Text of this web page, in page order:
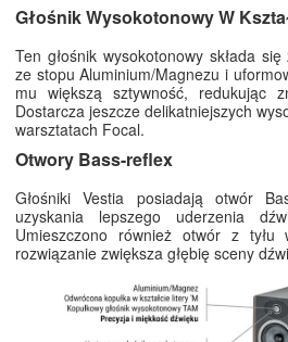
Głośnik Wysokotonowy W
Ten głośnik wysokotonowy składa
ze stopu Aluminium/Magnezu i
mu większą sztywność, redukując
Dostarcza jeszcze delikatniejszych
warsztatach Focal.
Otwory Bass-reflex
Głośniki Vestia posiadają otwór
uzyskania lepszego uderzenia
Umieszczono również otwór z
rozwiązanie zwiększa głębię sceny